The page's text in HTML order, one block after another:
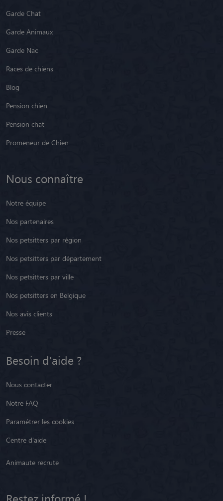
Garde Chat
Garde Animaux
Garde Nac
Races de chiens
Blog
Pension chien
Pension chat
Promeneur de Chien
Nous connaître
Notre équipe
Nos partenaires
Nos petsitters par région
Nos petsitters par département
Nos petsitters par ville
Nos petsitters en Belgique
Nos avis clients
Presse
Besoin d'aide ?
Nous contacter
Notre FAQ
Paramétrer les cookies
Centre d'aide
Animaute recrute